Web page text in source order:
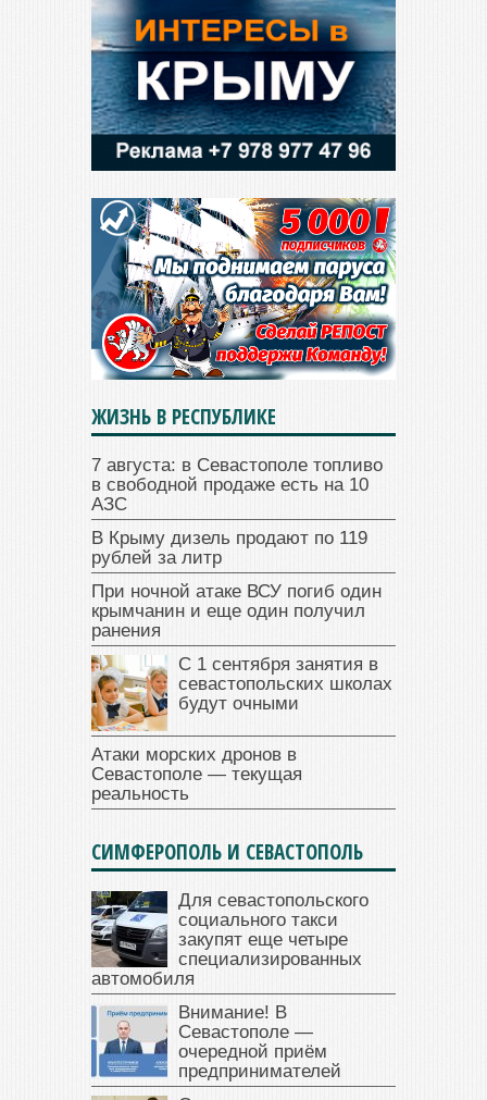
ЖИЗНЬ В РЕСПУБЛИКЕ
7 августа: в Севастополе топливо
в свободной продаже есть на 10
АЗС
В Крыму дизель продают по 119
рублей за литр
При ночной атаке ВСУ погиб один
крымчанин и еще один получил
ранения
С 1 сентября занятия в
севастопольских школах
будут очными
Атаки морских дронов в
Севастополе — текущая
реальность
СИМФЕРОПОЛЬ И СЕВАСТОПОЛЬ
Для севастопольского
социального такси
закупят еще четыре
специализированных
автомобиля
Внимание! В
Севастополе —
очередной приём
предпринимателей